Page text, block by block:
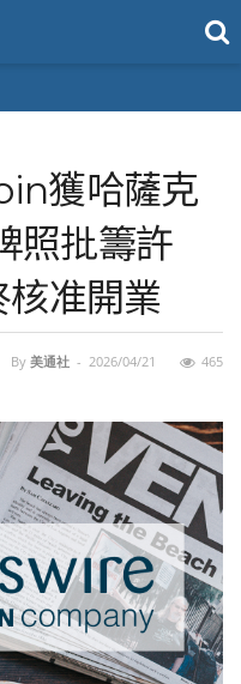
獲哈薩克
照批籌許
准開業
By 美通社 - 2026/04/21 465